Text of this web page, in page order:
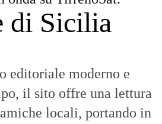
di Sicilia
editoriale moderno e
il sito offre una lettura
locali, portando in